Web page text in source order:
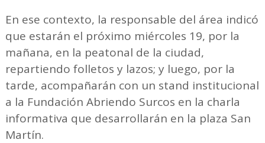
En ese contexto, la responsable del área indicó
que estarán el próximo miércoles 19, por la
mañana, en la peatonal de la ciudad,
repartiendo folletos y lazos; y luego, por la
tarde, acompañarán con un stand institucional
a la Fundación Abriendo Surcos en la charla
informativa que desarrollarán en la plaza San
Martín.